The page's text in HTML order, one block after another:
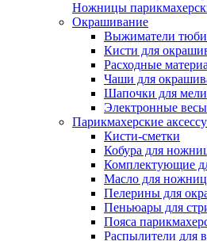
Ножницы
Окрашивание
Выжиматели
Кисти для
Расходные
Чаши для
Шапочки для
Электронные весы
Парикмахерские
Кисти-сметки
Кобура для
Комплектующие
Масло для
Пелерины для
Пеньюары для
Пояса
Распылители для